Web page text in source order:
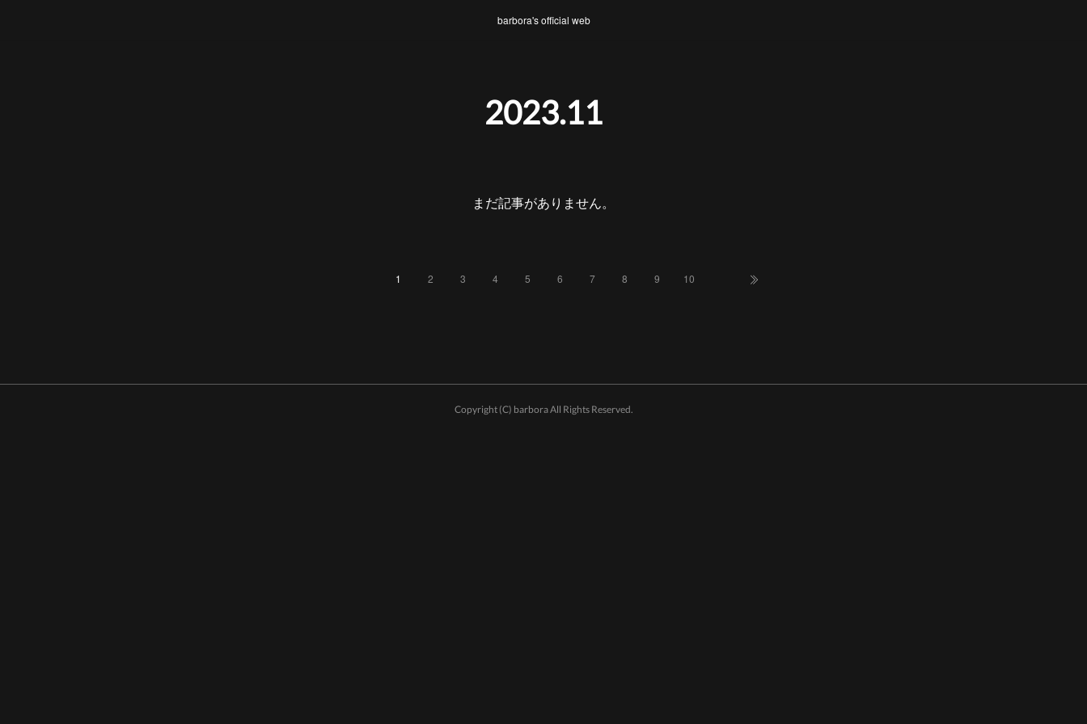
barbora's official web
2023.11
まだ記事がありません。
1 2 3 4 5 6 7 8 9 10
Copyright (C) barbora All Rights Reserved.